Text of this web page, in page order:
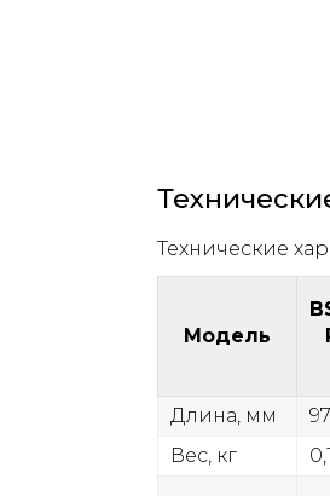
Технические
Модель
Длина, мм 97
Вес, кг